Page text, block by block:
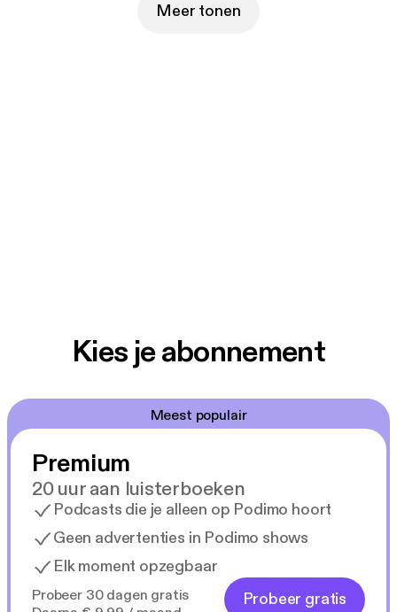
Meer tonen
Kies je abonnement
Meest populair
Premium
20 uur aan luisterboeken
Podcasts die je alleen op Podimo hoort
Geen advertenties in Podimo shows
Elk moment opzegbaar
Probeer 30 dagen gratis
Probeer gratis